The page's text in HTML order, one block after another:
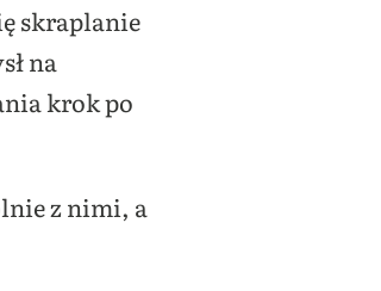
skraplanie
na
krok po
z nimi, a